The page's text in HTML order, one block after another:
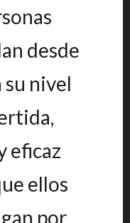
desde
nivel
eficaz
ellos
por